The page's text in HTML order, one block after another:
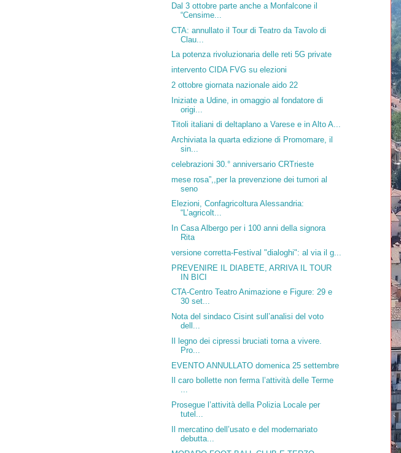
Dal 3 ottobre parte anche a Monfalcone il
“Censime...
CTA: annullato il Tour di Teatro da Tavolo di
Clau...
La potenza rivoluzionaria delle reti 5G private
intervento CIDA FVG su elezioni
2 ottobre giornata nazionale aido 22
Iniziate a Udine, in omaggio al fondatore di
origi...
Titoli italiani di deltaplano a Varese e in Alto A...
Archiviata la quarta edizione di Promomare, il
sin...
celebrazioni 30.° anniversario CRTrieste
mese rosa”,,per la prevenzione dei tumori al
seno
Elezioni, Confagricoltura Alessandria:
“L’agricolt...
In Casa Albergo per i 100 anni della signora
Rita
versione corretta-Festival "dialoghi": al via il g...
PREVENIRE IL DIABETE, ARRIVA IL TOUR
IN BICI
CTA-Centro Teatro Animazione e Figure: 29 e
30 set...
Nota del sindaco Cisint sull’analisi del voto
dell...
Il legno dei cipressi bruciati torna a vivere.
Pro...
EVENTO ANNULLATO domenica 25 settembre
Il caro bollette non ferma l’attività delle Terme
...
Prosegue l’attività della Polizia Locale per
tutel...
Il mercatino dell’usato e del modernariato
debutta...